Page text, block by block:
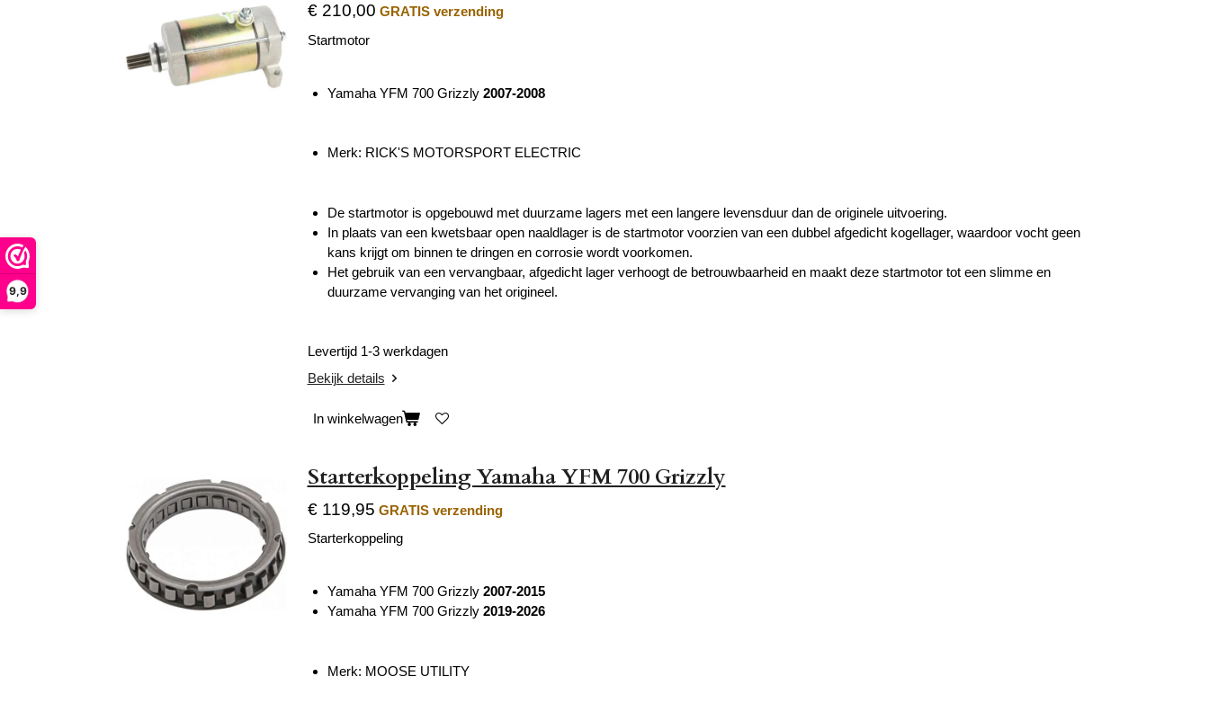
9,9
€ 210,00 GRATIS verzending
Startmotor
Yamaha YFM 700 Grizzly 2007-2008
Merk: RICK'S MOTORSPORT ELECTRIC
De startmotor is opgebouwd met duurzame lagers met een langere levensduur dan de originele uitvoering.
In plaats van een kwetsbaar open naaldlager is de startmotor voorzien van een dubbel afgedicht kogellager, waardoor vocht geen
kans krijgt om binnen te dringen en corrosie wordt voorkomen.
Het gebruik van een vervangbaar, afgedicht lager verhoogt de betrouwbaarheid en maakt deze startmotor tot een slimme en
duurzame vervanging van het origineel.
Levertijd 1-3 werkdagen
Bekijk details
In winkelwagen
Starterkoppeling Yamaha YFM 700 Grizzly
€ 119,95 GRATIS verzending
Starterkoppeling
Yamaha YFM 700 Grizzly 2007-2015
Yamaha YFM 700 Grizzly 2019-2026
Merk: MOOSE UTILITY